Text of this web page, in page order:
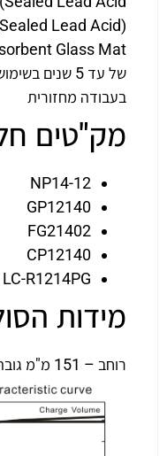
בעבודה מחזורית
מק"טים
NP14-12
GP12140
FG21402
CP12140
LC-R1214PG
מידות
רוחב – 151 מ"מ גובה – 167 מ"מ עומק – 95 מ"מ